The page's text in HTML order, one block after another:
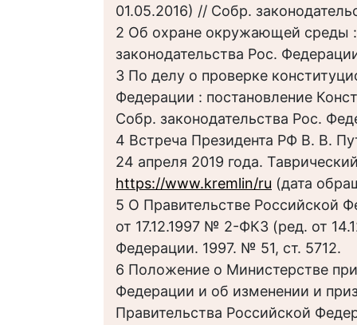
01.05.2016) // Собр.
2 Об охране окружающей среды
законодательства Рос.
3 По делу о проверке
Федерации : постановление
Собр. законодательства Рос.
4 Встреча Президента РФ В. В.
24 апреля 2019 года.
https://www.kremlin/ru (дата
5 О Правительстве Российской
от 17.12.1997 № 2-ФКЗ (ред. от
Федерации. 1997. № 51, ст. 5712.
6 Положение о Министерстве
Федерации и об изменении и
Правительства Российской